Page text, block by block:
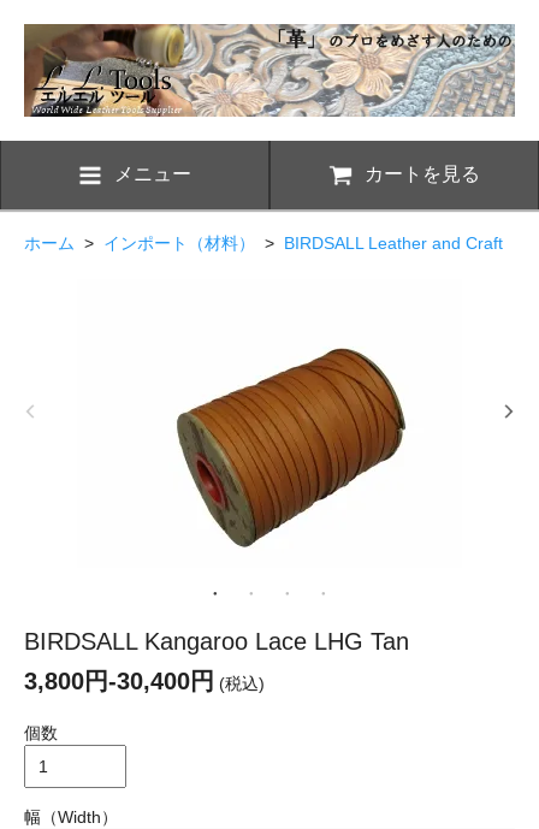
メニュー カートを見る
ホーム > インポート（材料） > BIRDSALL Leather and Craft
BIRDSALL Kangaroo Lace LHG Tan
3,800円-30,400円 (税込)
個数
幅（Width）